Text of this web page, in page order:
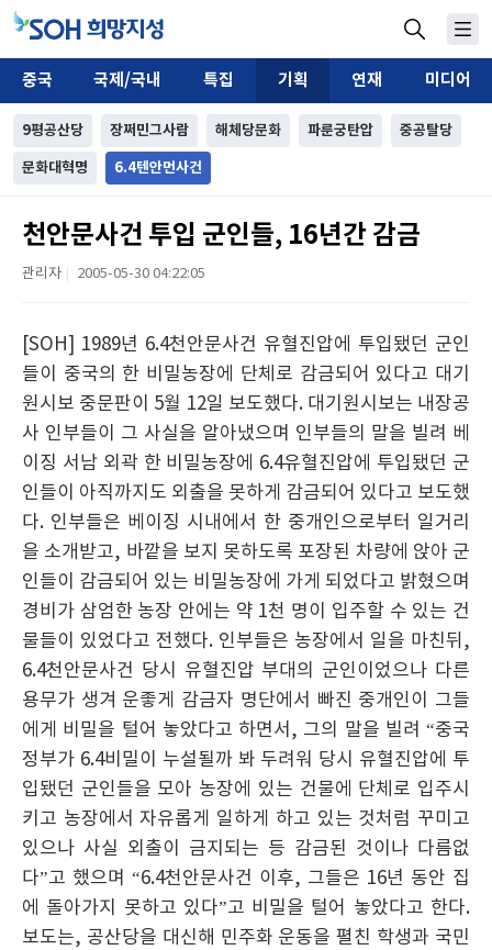
중국 국제/국내 특집 기획 연재 미디어
9평공산당 장쩌민그사람 해체당문화 파룬궁탄압 중공탈당
문화대혁명 6.4텐안먼사건
천안문사건 투입 군인들, 16년간 감금
관리자 2005-05-30 04:22:05
[SOH] 1989년 6.4천안문사건 유혈진압에 투입됐던 군인
들이 중국의 한 비밀농장에 단체로 감금되어 있다고 대기
원시보 중문판이 5월 12일 보도했다. 대기원시보는 내장공
사 인부들이 그 사실을 알아냈으며 인부들의 말을 빌려 베
이징 서남 외곽 한 비밀농장에 6.4유혈진압에 투입됐던 군
인들이 아직까지도 외출을 못하게 감금되어 있다고 보도했
다. 인부들은 베이징 시내에서 한 중개인으로부터 일거리
을 소개받고, 바깥을 보지 못하도록 포장된 차량에 앉아 군
인들이 감금되어 있는 비밀농장에 가게 되었다고 밝혔으며
경비가 삼엄한 농장 안에는 약 1천 명이 입주할 수 있는 건
물들이 있었다고 전했다. 인부들은 농장에서 일을 마친뒤,
6.4천안문사건 당시 유혈진압 부대의 군인이었으나 다른
용무가 생겨 운좋게 감금자 명단에서 빠진 중개인이 그들
에게 비밀을 털어 놓았다고 하면서, 그의 말을 빌려 “중국
정부가 6.4비밀이 누설될까 봐 두려워 당시 유혈진압에 투
입됐던 군인들을 모아 농장에 있는 건물에 단체로 입주시
키고 농장에서 자유롭게 일하게 하고 있는 것처럼 꾸미고
있으나 사실 외출이 금지되는 등 감금된 것이나 다름없
다”고 했으며 “6.4천안문사건 이후, 그들은 16년 동안 집
에 돌아가지 못하고 있다”고 비밀을 털어 놓았다고 한다.
보도는, 공산당을 대신해 민주화 운동을 펼친 학생과 국민